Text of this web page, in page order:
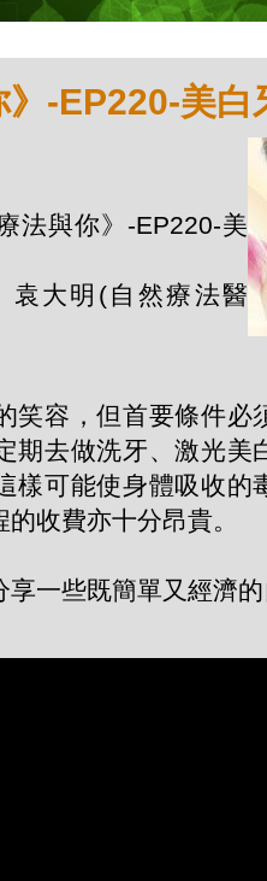
》-EP220-美白
法與你》-EP220-美
袁大明(自然療法醫
笑容，但首要條件必
期去做洗牙、激光美
樣可能使身體吸收的
收費亦十分昂貴。
享一些既簡單又經濟